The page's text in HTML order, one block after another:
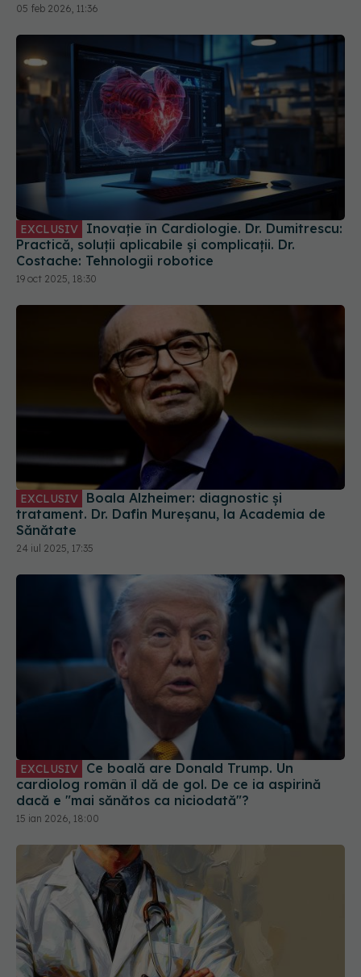
05 feb 2026, 11:36
EXCLUSIV
Practică, soluții aplicabile și complicații. Dr.
Costache: Tehnologii robotice
19 oct 2025, 18:30
EXCLUSIV
tratament. Dr. Dafin Mureșanu, la Academia de
Sănătate
24 iul 2025, 17:35
EXCLUSIV
cardiolog român îl dă de gol. De ce ia aspirină
dacă e "mai sănătos ca niciodată"?
15 ian 2026, 18:00